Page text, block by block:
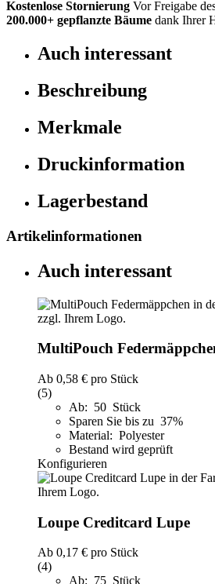
Kostenlose Stornierung Vor Freigabe
200.000+ gepflanzte Bäume dank Ihrer
Auch interessant
Beschreibung
Merkmale
Druckinformation
Lagerbestand
Artikelinformationen
Auch interessant
MultiPouch
Ab 0,58 € pro Stück
(5)
Ab: 50 Stück
Sparen Sie bis zu 37%
Material: Polyester
Bestand wird geprüft
Konfigurieren
Loupe Creditcard Lupe
Ab 0,17 € pro Stück
(4)
Ab: 75 Stück